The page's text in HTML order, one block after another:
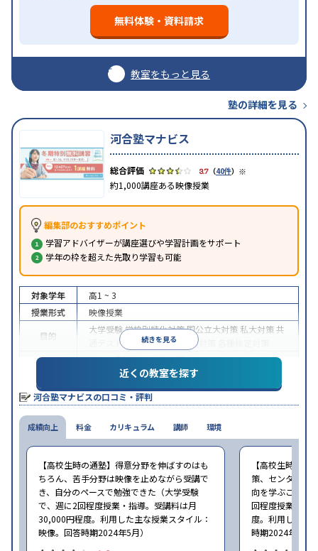
無料体験・資料請求
教室をもっと見る
塾の詳細を見る
河合塾マナビス
3.7 （40件） ※
約1,000講座ある映像授業
編集部のおすすめポイント
学習アドバイザーが講座選びや学習計画をサポート
学年の枠を超えた先取り学習も可能
続きを見る
対象学年
高1 ~ 3
授業形式
映像授業
目的
大学受験学校別特化対策国公立大対策 私大対策共
通テスト対策
英検(英語検定)対策
中高一貫校生に対応学習にPC・タブレットを利用
1科目から受講可能季節講習のみの受講可
※2024年6月調査。大学受験塾・予備校のアンケート調査方法を参照
近くの教室を探す
河合塾マナビスの口コミ・評判
成績向上
【高校生時の通塾】得意分野を伸ばすのはも
ちろん、苦手分野は映像を止めながら受講で
き、自分のペースで勉強できた（大学受験
で、週に2回程度授業・指導。受講料は月
30,000円程度。利用した主な授業スタイル：
映像。回答時期2024年5月）
【高校生時の通
策、センター試
向を学ぶことが
回程度授業・指
度。利用した主
時期2024年5月）
料金 カリキュラム 講師 環境